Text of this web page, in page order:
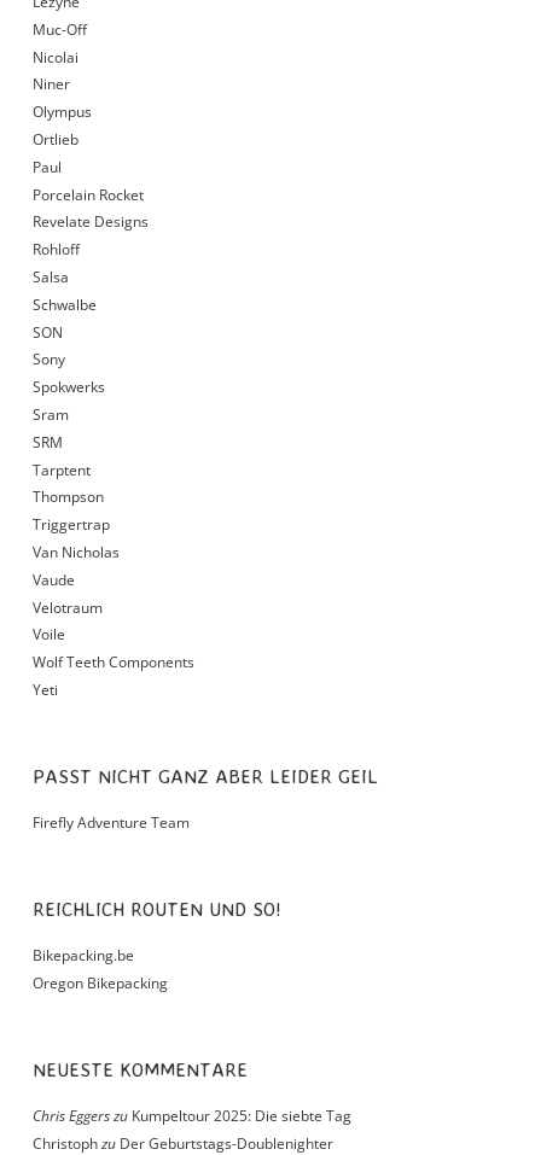
Muc-Off
Nicolai
Niner
Olympus
Ortlieb
Paul
Porcelain Rocket
Revelate Designs
Rohloff
Salsa
Schwalbe
SON
Sony
Spokwerks
Sram
SRM
Tarptent
Thompson
Triggertrap
Van Nicholas
Vaude
Velotraum
Voile
Wolf Teeth Components
Yeti
PASST NICHT GANZ ABER LEIDER GEIL
Firefly Adventure Team
REICHLICH ROUTEN UND SO!
Bikepacking.be
Oregon Bikepacking
NEUESTE KOMMENTARE
Chris Eggerszu Kumpeltour 2025: Die siebte Tag
Christophzu Der Geburtstags-Doublenighter